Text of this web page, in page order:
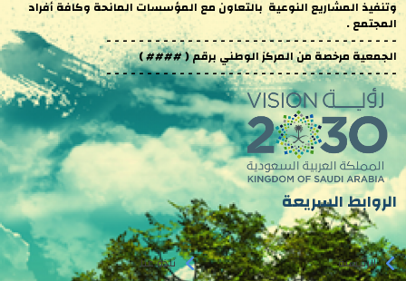
وتنفيذ المشاريع النوعية بالتعاون مع المؤسسات المانحة وكافة أفراد
المجتمع .
- - - - - - - - - - - - - - - - - - - - - - - - - - - - - - - - - - - -
الجمعية مرخصة من المركز الوطني برقم ( #### )
- - - - - - - - - - - - - - - - - - - - - - - - - - - - - - - - - - - -
الروابط السريعة
الرئيسية نبذة عنا